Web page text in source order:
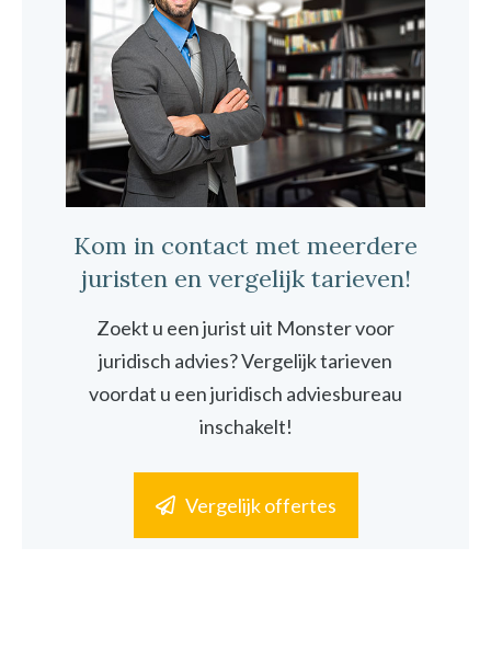
Kom in contact met meerdere
juristen en vergelijk tarieven!
Zoekt u een jurist uit Monster voor
juridisch advies? Vergelijk tarieven
voordat u een juridisch adviesbureau
inschakelt!
Vergelijk offertes